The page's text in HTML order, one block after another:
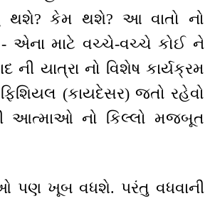
થશે? કેમ થશે? આ વાતો નો
એના માટે વચ્ચે-વચ્ચે કોઈ ને
ની યાત્રા નો વિશેષ કાર્યક્રમ
(કાયદેસર) જતો રહેવો
આત્માઓ નો કિલ્લો મજબૂત
ખૂબ વધશે. પરંતુ વધવાની